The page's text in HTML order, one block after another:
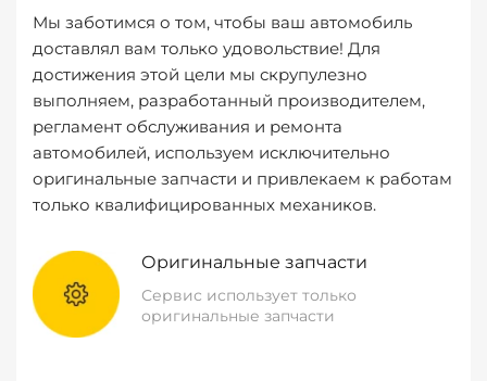
Мы заботимся о том, чтобы ваш автомобиль
доставлял вам только удовольствие! Для
достижения этой цели мы скрупулезно
выполняем, разработанный производителем,
регламент обслуживания и ремонта
автомобилей, используем исключительно
оригинальные запчасти и привлекаем к работам
только квалифицированных механиков.
Оригинальные запчасти
Сервис использует только
оригинальные запчасти